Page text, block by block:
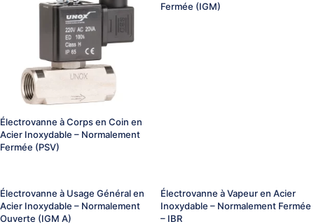
Électrovanne à Corps en Coin en
Acier Inoxydable – Normalement
Fermée (PSV)
Fermée (IGM)
Électrovanne à Usage Général en
Acier Inoxydable – Normalement
Ouverte (IGM A)
Électrovanne à Vapeur en Acier
Inoxydable – Normalement Fermée
– IBR